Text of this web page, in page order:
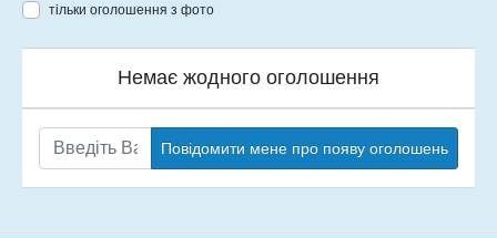
тільки оголошення з фото
Немає жодного оголошення
Повідомити мене про появу оголошень